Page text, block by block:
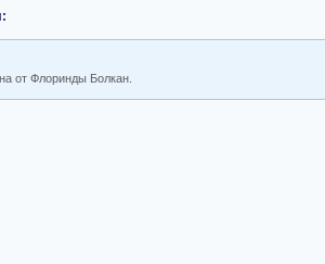
от Флоринды Болкан.